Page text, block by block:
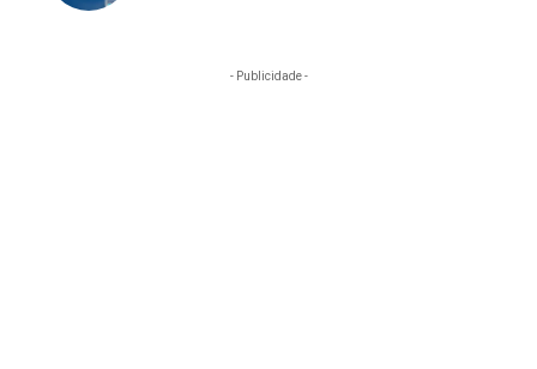
- Publicidade -